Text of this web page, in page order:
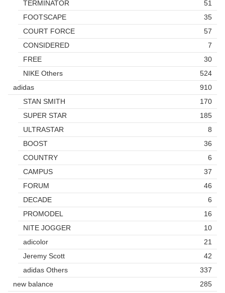
TERMINATOR
51
FOOTSCAPE
35
COURT FORCE
57
CONSIDERED
7
FREE
30
NIKE Others
524
adidas
910
STAN SMITH
170
SUPER STAR
185
ULTRASTAR
8
BOOST
36
COUNTRY
6
CAMPUS
37
FORUM
46
DECADE
6
PROMODEL
16
NITE JOGGER
10
adicolor
21
Jeremy Scott
42
adidas Others
337
new balance
285